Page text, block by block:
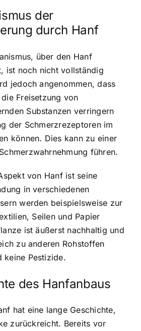
der
durch Hanf
über den Hanf
ist noch nicht vollständig
jedoch angenommen, dass
Freisetzung von
Substanzen verringern
der Schmerzrezeptoren im
können. Dies kann zu einer
führen.
von Hanf ist seine
in verschiedenen
werden beispielsweise zur
Seilen und Papier
ist äußerst nachhaltig und
zu anderen Rohstoffen
keine Pestizide.
des Hanfanbaus
hat eine lange Geschichte,
zurückreicht. Bereits vor